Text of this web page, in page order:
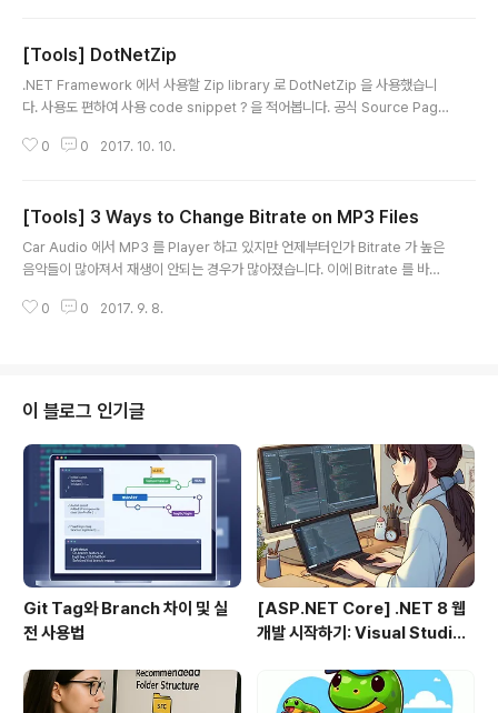
렇게 입력하시면 설치가 간단히 끝납니다. 그 다음은 app.config 또는 Web.c
onfig 파일에 Log4Net 을 사용하겠다고 알려주고요. Log 에 대..
[Tools] DotNetZip
.NET Framework 에서 사용할 Zip library 로 DotNetZip 을 사용했습니
다. 사용도 편하여 사용 code snippet ? 을 적어봅니다. 공식 Source Page
다.해당 페이지에 사용법도 간단하게? 설명해 놓았습니다. NuGet Package
p; 으로 사용을 시작하겠습니다. using Ionic.Zip; . . . string strFileName
= string.Format("NewZip_{0..
0 0 2017. 10. 10.
[Tools] 3 Ways to Change Bitrate on MP3 Files
Car Audio 에서 MP3 를 Player 하고 있지만 언제부터인가 Bitrate 가 높은
음악들이 많아져서 재생이 안되는 경우가 많아졌습니다. 이에 Bitrate 를 바꿔
아봤는데 좋은 녀석들이 좀 있네요. 3 Ways to Change Bitrate on MP3 Fi
0 0 2017. 9. 8.
이 블로그 인기글
Git Tag와 Branch 차이 및 실
전 사용법
[ASP.NET Core] .NET 8 웹
개발 시작하기: Visual Studio
로젝트 만들기 (1편)